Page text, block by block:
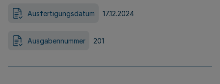
Ausfertigungsdatum 17.12.2024
Ausgabennummer 201